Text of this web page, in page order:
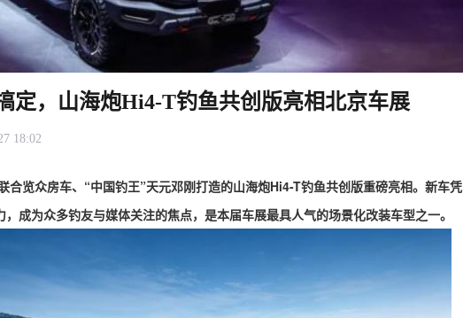
定，山海炮Hi4-T钓鱼共创版亮相北京车展
18:02
合览众房车、“中国钓王”天元邓刚打造的山海炮Hi4-T钓鱼共创版重磅亮相。新车凭
成为众多钓友与媒体关注的焦点，是本届车展最具人气的场景化改装车型之一。